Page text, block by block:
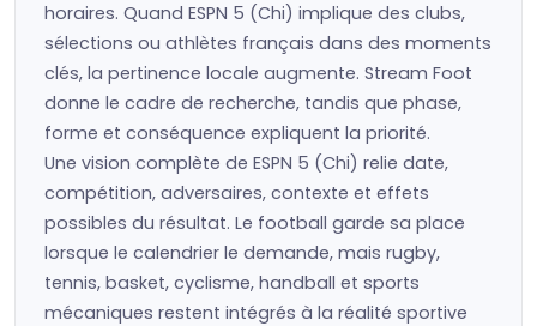
horaires. Quand ESPN 5 (Chi) implique des clubs,
sélections ou athlètes français dans des moments
clés, la pertinence locale augmente. Stream Foot
donne le cadre de recherche, tandis que phase,
forme et conséquence expliquent la priorité.
Une vision complète de ESPN 5 (Chi) relie date,
compétition, adversaires, contexte et effets
possibles du résultat. Le football garde sa place
lorsque le calendrier le demande, mais rugby,
tennis, basket, cyclisme, handball et sports
mécaniques restent intégrés à la réalité sportive